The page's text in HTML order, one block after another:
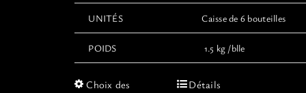
UNITÉS Caisse de 6 bouteilles
POIDS 1.5 kg /blle
Choix des
CeDétails